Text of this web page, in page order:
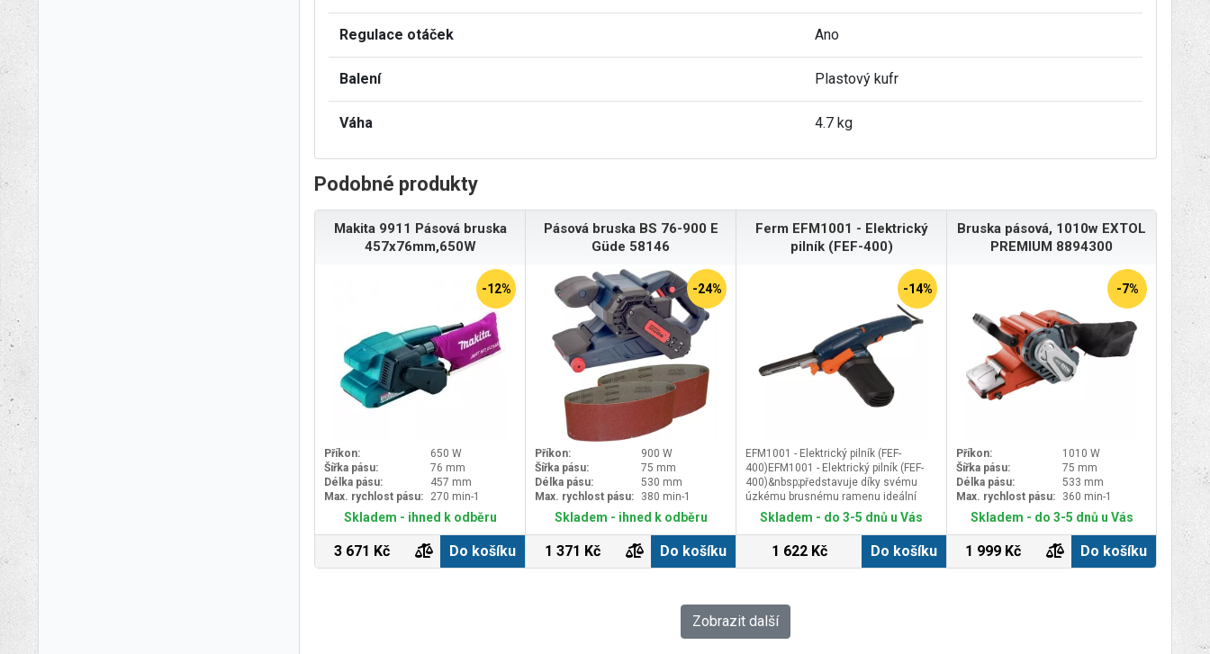
Regulace otáček Ano
Balení Plastový kufr
Váha 4.7 kg
Podobné produkty
Makita 9911 Pásová bruska
457x76mm,650W
-12%
Příkon:
650 W
Šířka pásu:
76 mm
Délka pásu:
457 mm
Max. rychlost pásu:
270 min-1
Skladem - ihned k odběru
3 671 Kč Do košíku
Pásová bruska BS 76-900 E
Güde 58146
-24%
Příkon:
900 W
Šířka pásu:
75 mm
Délka pásu:
530 mm
Max. rychlost pásu:
380 min-1
Skladem - ihned k odběru
1 371 Kč Do košíku
Ferm EFM1001 - Elektrický
pilník (FEF-400)
-14%
EFM1001 - Elektrický pilník (FEF-
400)EFM1001 - Elektrický pilník (FEF-
400)&nbsp;představuje díky svému
úzkému brusnému ramenu ideální
nářadí k pilování, odstraňování rzi,
odstraňování otřepů a broušení v
obtížně přístupných místech. S jeho
pomocí snadno dosáhnete
dokonalých výsledků při práci s
opracování povrchů díky variabilním
otáčkám, systému vystřeďování pásu,
ergonomické rukojeti a účinnému
Skladem - do 3-5 dnů u Vás
1 622 Kč Do košíku
Bruska pásová, 1010w EXTOL
PREMIUM 8894300
-7%
Příkon:
1010 W
Šířka pásu:
75 mm
Délka pásu:
533 mm
Max. rychlost pásu:
360 min-1
Skladem - do 3-5 dnů u Vás
1 999 Kč Do košíku
Zobrazit další